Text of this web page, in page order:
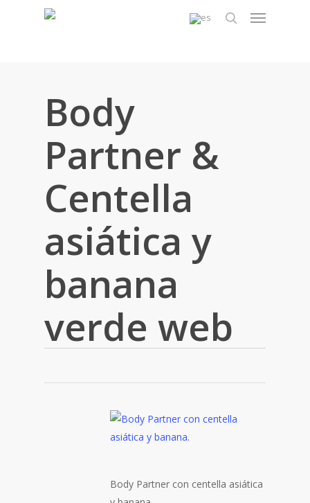
Menu
Body
Partner &
Centella
asiática y
banana
verde web
Body Partner con centella asiática